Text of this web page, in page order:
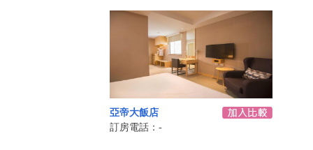
亞帝大飯店
訂房電話：-